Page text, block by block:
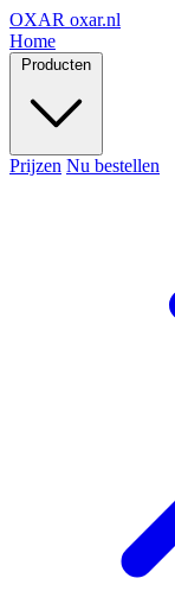
OXAR oxar.nl
Home
Producten
Prijzen Nu bestellen